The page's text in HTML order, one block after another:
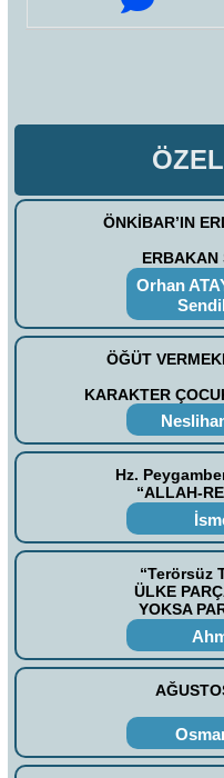
ÖNKİBAR’IN
ERBAKAN
Orhan
ÖĞÜT
KARAKTER
Hz.
“ALLAH-
“Terörsüz
ÜLKE
YOKSA